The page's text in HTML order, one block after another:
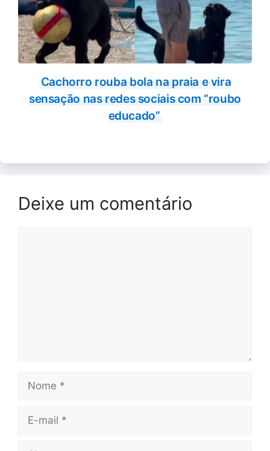
Cachorro rouba bola na praia e vira
sensação nas redes sociais com “roubo
educado”
Deixe um comentário
Nome
Site